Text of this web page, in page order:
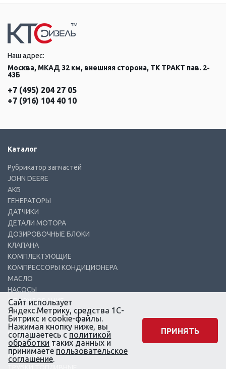
Наш адрес:
Москва, МКАД 32 км, внешняя сторона, ТК ТРАКТ пав. 2-
43Б
+7 (495) 204 27 05
+7 (916) 104 40 10
Каталог
Рубрикатор запчастей
JOHN DEERE
АКБ
ГЕНЕРАТОРЫ
ДАТЧИКИ
ДЕТАЛИ МОТОРА
ДОЗИРОВОЧНЫЕ БЛОКИ
КЛАПАНА
КОМПЛЕКТУЮЩИЕ
КОМПРЕССОРЫ КОНДИЦИОНЕРА
МАСЛО
НАСОСЫ
ОБОРУДОВАНИЕ
ПЛУНЖЕРА
ПРОЧИЕ ДЕТАЛИ
РАМПЫ
РАСПЫЛИТЕЛИ
СТАРТЕРА
Сайт использует
Яндекс.Метрику, средства 1С-
Битрикс и cookie-файлы.
Нажимая кнопку ниже, вы
соглашаетесь с политикой
обработки таких данных и
принимаете пользовательское
соглашение.
ПРИНЯТЬ